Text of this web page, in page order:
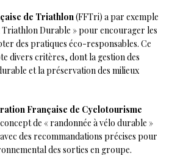
de Triathlon(FFTri) a par exemple
Triathlon Durable » pour encourager les
des pratiques éco-responsables. Ce
divers critères, dont la gestion des
et la préservation des milieux
Française de Cyclotourisme
de « randonnée à vélo durable »
des recommandations précises pour
des sorties en groupe.